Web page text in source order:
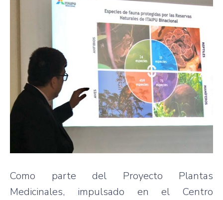
Como parte del Proyecto Plantas
Medicinales, impulsado en el Centro